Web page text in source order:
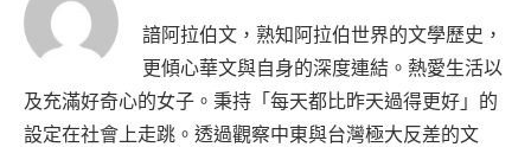
諳阿拉伯文，熟知阿拉伯世界的文學歷史，
更傾心華文與自身的深度連結。熱愛生活以
及充滿好奇心的女子。秉持「每天都比昨天過得更好」的
設定在社會上走跳。透過觀察中東與台灣極大反差的文